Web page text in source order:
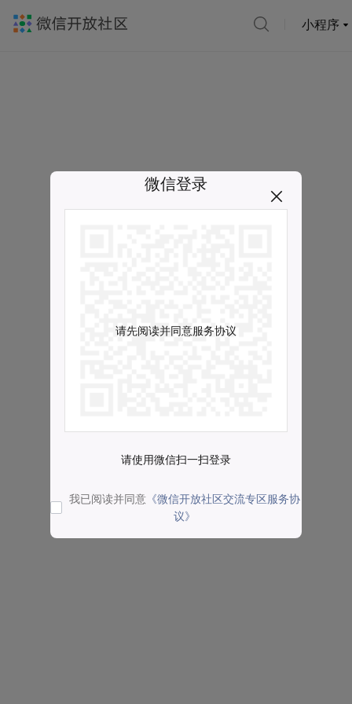
小程序
微信登录
请先阅读并同意服务协议
请使用微信扫一扫登录
我已阅读并同意 《微信开放社区交流专区服务协
议》